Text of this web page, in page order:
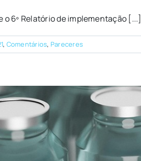
o 6º Relatório de implementação [...]
, Comentários, Pareceres